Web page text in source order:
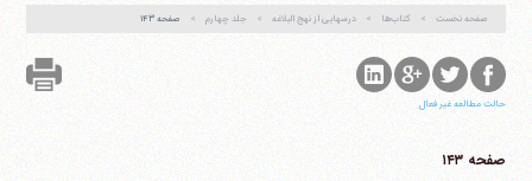
صفحه نخست کتاب‌ها درسهایی از نهج البلاغه جلد چهارم صفحه ۱۴۳
حالت مطالعه غیر فعال
صفحه ۱۴۳